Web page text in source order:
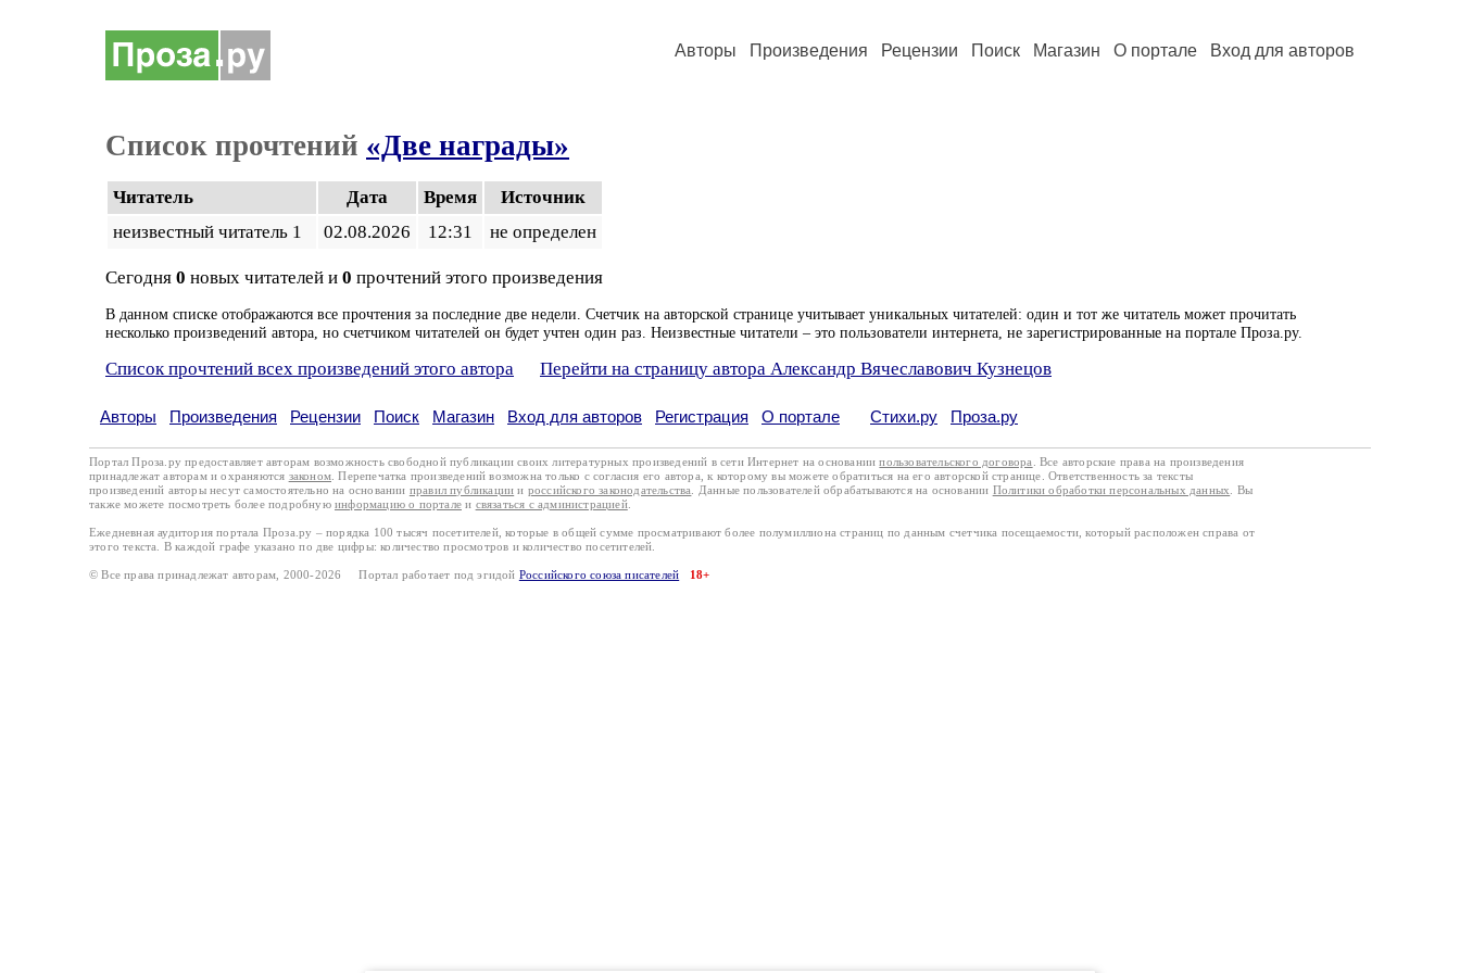
Авторы Произведения Рецензии Поиск Магазин О портале Вход для авторов
Список прочтений «Две награды»
Читатель Дата Время
Источник
неизвестный читатель 1
02.08.2026 12:31 не определен
Сегодня 0 новых читателей и 0 прочтений этого произведения
В данном списке отображаются все прочтения за последние две недели. Счетчик на авторской странице учитывает уникальных читателей: один и тот же читатель может прочитать
несколько произведений автора, но счетчиком читателей он будет учтен один раз. Неизвестные читатели – это пользователи интернета, не зарегистрированные на портале Проза.ру.
Список прочтений всех произведений этого автора Перейти на страницу автора Александр Вячеславович Кузнецов
Авторы Произведения Рецензии Поиск Магазин Вход для авторов Регистрация О портале Стихи.ру Проза.ру
Портал Проза.ру предоставляет авторам возможность свободной публикации своих литературных произведений в сети Интернет на основаниипользовательского договора
. Все авторские права на произведения
принадлежат авторам и охраняются законом . Перепечатка произведений возможна только с согласия его автора, к которому вы можете обратиться на его авторской странице. Ответственность за тексты
произведений авторы несут самостоятельно на основании правил публикации и российского законодательства . Данные пользователей обрабатываются на основании Политики обработки персональных данных
. Вы
также можете посмотреть более подробную информацию о портале и связаться с администрацией.
Ежедневная аудитория портала Проза.ру – порядка 100 тысяч посетителей, которые в общей сумме просматривают более полумиллиона страниц по данным счетчика посещаемости, который расположен справа от
этого текста. В каждой графе указано по две цифры: количество просмотров и количество посетителей.
© Все права принадлежат авторам, 2000-2026 Портал работает под эгидой Российского союза писателей 18+